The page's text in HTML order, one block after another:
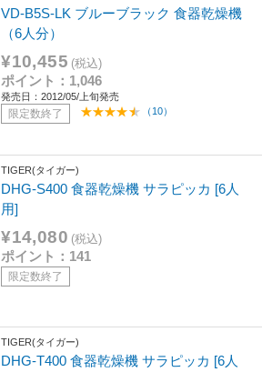
VD-B5S-LK ブルーブラック 食器乾燥機
（6人分）
¥10,455 (税込)
ポイント：1,046
発売日：2012/05/上旬発売
限定数終了 （10）
TIGER(タイガー)
DHG-S400 食器乾燥機 サラピッカ [6人
用]
¥14,080 (税込)
ポイント：141
限定数終了
TIGER(タイガー)
DHG-T400 食器乾燥機 サラピッカ [6人